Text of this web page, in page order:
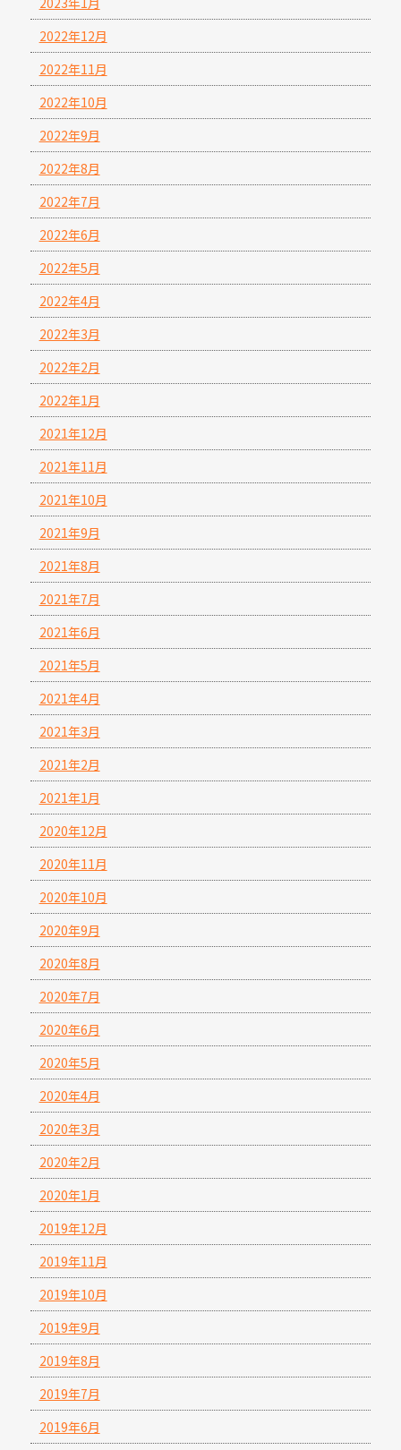
2022年12月
2022年11月
2022年10月
2022年9月
2022年8月
2022年7月
2022年6月
2022年5月
2022年4月
2022年3月
2022年2月
2022年1月
2021年12月
2021年11月
2021年10月
2021年9月
2021年8月
2021年7月
2021年6月
2021年5月
2021年4月
2021年3月
2021年2月
2021年1月
2020年12月
2020年11月
2020年10月
2020年9月
2020年8月
2020年7月
2020年6月
2020年5月
2020年4月
2020年3月
2020年2月
2020年1月
2019年12月
2019年11月
2019年10月
2019年9月
2019年8月
2019年7月
2019年6月